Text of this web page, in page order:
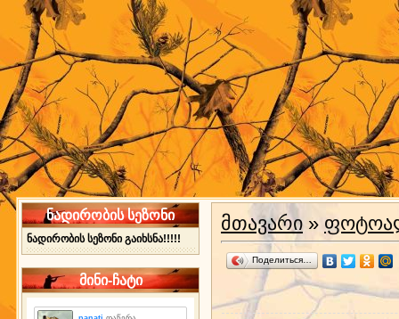
ნადირობის სეზონი
ნადირობის სეზონი გაიხსნა!!!!!
მინი-ჩატი
მთავარი »
Поделиться…